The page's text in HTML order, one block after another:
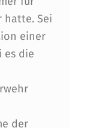
hatte. Sei
einer
es die
der